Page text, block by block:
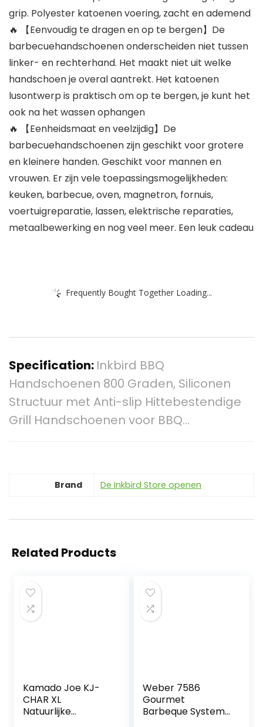
grip. Polyester katoenen voering, zacht en ademend
🔥 【Eenvoudig te dragen en op te bergen】De
barbecuehandschoenen onderscheiden niet tussen
linker- en rechterhand. Het maakt niet uit welke
handschoen je overal aantrekt. Het katoenen
lusontwerp is praktisch om op te bergen, je kunt het
ook na het wassen ophangen
🔥 【Eenheidsmaat en veelzijdig】De
barbecuehandschoenen zijn geschikt voor grotere
en kleinere handen. Geschikt voor mannen en
vrouwen. Er zijn vele toepassingsmogelijkheden:
keuken, barbecue, oven, magnetron, fornuis,
voertuigreparatie, lassen, elektrische reparaties,
metaalbewerking en nog veel meer. Een leuk cadeau
Frequently Bought Together Loading...
Specification: Inkbird BBQ
Handschoenen 800 Graden, Siliconen
Structuur met Anti-slip Hittebestendige
Grill Handschoenen voor BBQ…
Brand De Inkbird Store openen
Related Products
Kamado Joe KJ-
CHAR XL
Natuurlijke
Weber 7586
Gourmet
Barbeque System